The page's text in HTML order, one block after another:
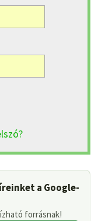
a Google-
forrásnak!